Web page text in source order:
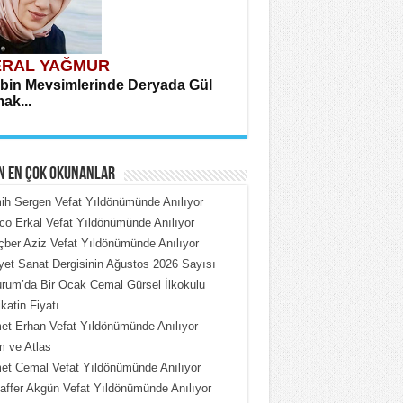
YAĞMUR
Mevsimlerinde Deryada Gül
ÇOBAN
Put Dışardaki Maskeler...
EN ÇOK OKUNANLAR
Sergen Vefat Yıldönümünde Anılıyor
Erkal Vefat Yıldönümünde Anılıyor
Aziz Vefat Yıldönümünde Anılıyor
Sanat Dergisinin Ağustos 2026 Sayısı
Bir Ocak Cemal Gürsel İlkokulu
Fiyatı
Erhan Vefat Yıldönümünde Anılıyor
ve Atlas
Cemal Vefat Yıldönümünde Anılıyor
Akgün Vefat Yıldönümünde Anılıyor